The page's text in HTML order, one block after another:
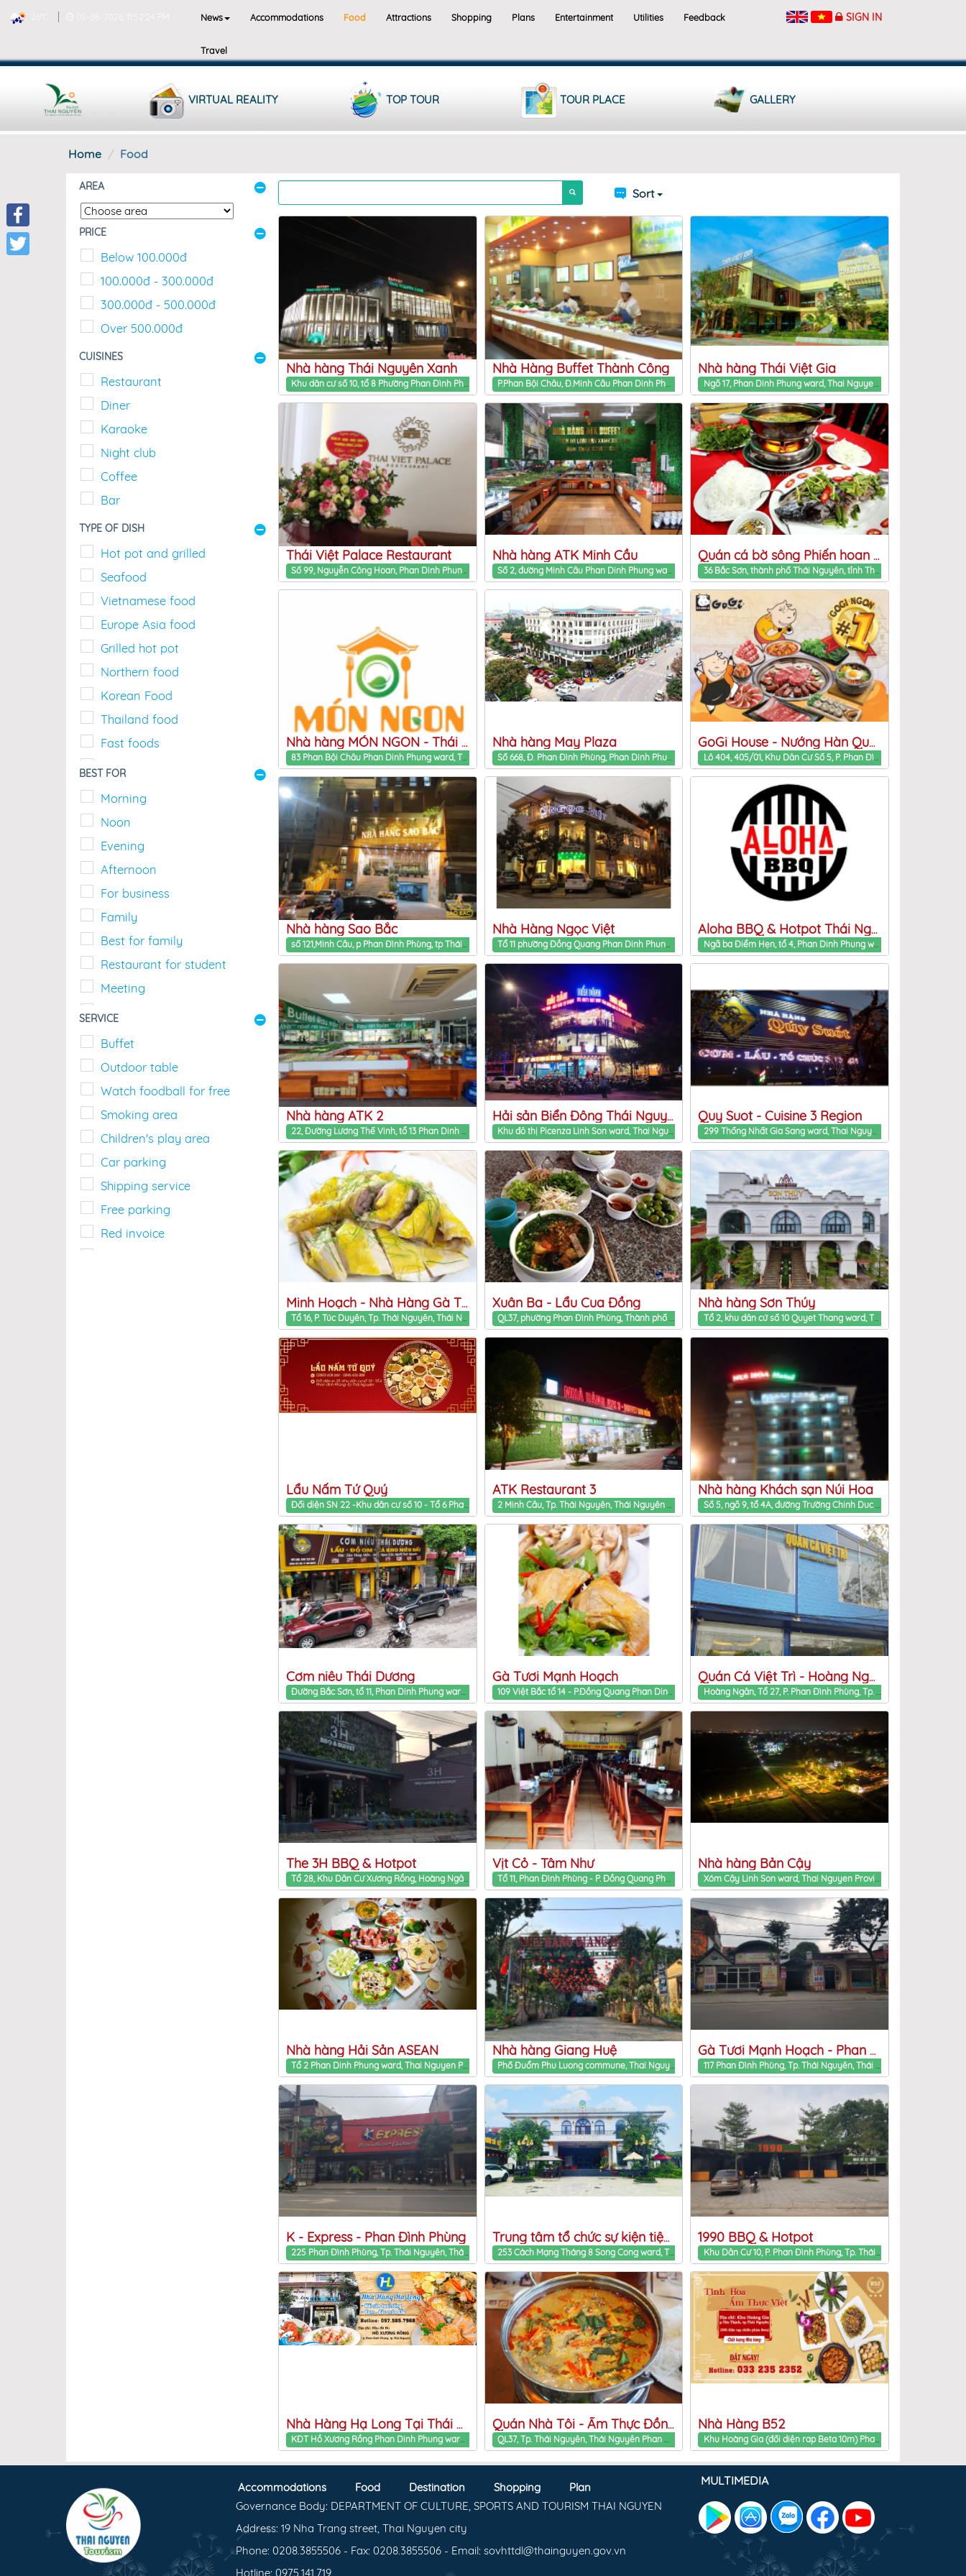
News Accommodations Food Attractions Shopping Plans Entertainment Utilities Feedback
Travel
SIGN IN
VIRTUAL REALITY TOP TOUR TOUR PLACE GALLERY
Facebook
Home Food
AREA
PRICE
Below 100.000đ
100.000đ - 300.000đ
300.000đ - 500.000đ
Over 500.000đ
CUISINES
Restaurant
Diner
Karaoke
Night club
Coffee
Bar
TYPE OF DISH
Hot pot and grilled
Seafood
Vietnamese food
Europe Asia food
Grilled hot pot
Northern food
Korean Food
Thailand food
Fast foods
Special location
BEST FOR
Morning
Noon
Evening
Afternoon
For business
Family
Best for family
Restaurant for student
Meeting
Romantic, date
Drinking beer
Eating late at night
Lunch
Dinner
Breakfast
SERVICE
Buffet
Outdoor table
Watch foodball for free
Smoking area
Children's play area
Car parking
Shipping service
Free parking
Red invoice
Sort
Nhà hàng Thái Nguyên Xanh
Khu dân cư số 10, tổ 8 Phường Phan Đình Phùng – TP.Thái Nguyên Phan Dinh Phung ward, Thai Nguyen Province
Nhà Hàng Buffet Thành Công
P.Phan Bội Châu, Đ.Minh Cầu Phan Dinh Phung ward, Thai Nguyen Province
Nhà hàng Thái Việt Gia
Ngõ 17, Phan Dinh Phung ward, Thai Nguyen Province
Thái Việt Palace Restaurant
Số 99, Nguyễn Công Hoan, Phan Dinh Phung ward, Thai Nguyen Province
Nhà hàng ATK Minh Cầu
Số 2, đường Minh Cầu Phan Dinh Phung ward, Thai Nguyen Province
Quán cá bờ sông Phiến hoan Việt trì - Thái Nguyên
36 Bắc Sơn, thành phố Thái Nguyên, tỉnh Thái Nguyên Phan Dinh Phung ward, Thai Nguyen Province
Nhà hàng MÓN NGON - Thái Nguyên
83 Phan Bội Châu Phan Dinh Phung ward, Thai Nguyen Province
Nhà hàng May Plaza
Số 668, Đ. Phan Đình Phùng, Phan Dinh Phung ward, Thai Nguyen Province
GoGi House - Nướng Hàn Quốc
Lô 404, 405/01, Khu Dân Cư Số 5, P. Phan Đình Phùng, Tp. Thái Nguyên, Thái Nguyên Phan Dinh Phung ward, Thai Nguyen Province
Nhà hàng Sao Bắc
số 121,Minh Cầu, p Phan Đình Phùng, tp Thái Nguyên Phan Dinh Phung ward, Thai Nguyen Province
Nhà Hàng Ngọc Việt
Tổ 11 phường Đồng Quang Phan Dinh Phung ward, Thai Nguyen Province
Aloha BBQ & Hotpot Thái Nguyên
Ngã ba Điểm Hẹn, tổ 4, Phan Dinh Phung ward, Thai Nguyen Province
Nhà hàng ATK 2
22, Đường Lương Thế Vinh, tổ 13 Phan Dinh Phung ward, Thai Nguyen Province
Hải sản Biển Đông Thái Nguyên
Khu đô thị Picenza Linh Son ward, Thai Nguyen Province
Quy Suot - Cuisine 3 Region
299 Thống Nhất Gia Sang ward, Thai Nguyen Province
Minh Hoạch - Nhà Hàng Gà Tươi
Tổ 16, P. Túc Duyên, Tp. Thái Nguyên, Thái Nguyên Phan Dinh Phung ward, Thai Nguyen Province
Xuân Ba - Lẩu Cua Đồng
QL37, phường Phan Đình Phùng, Thành phố Thái Nguyên, tỉnh Thái Nguyên Phan Dinh Phung ward, Thai Nguyen Province
Nhà hàng Sơn Thúy
Tổ 2, khu dân cứ số 10 Quyet Thang ward, Thai Nguyen Province
Lẩu Nấm Tứ Quý
Đối diện SN 22 -Khu dân cư số 10 - Tổ 6 Phan Dinh Phung ward, Thai Nguyen Province
ATK Restaurant 3
2 Minh Cầu, Tp. Thái Nguyên, Thái Nguyên Phan Dinh Phung ward, Thai Nguyen Province
Nhà hàng Khách sạn Núi Hoa
Số 5, ngõ 9, tổ 4A, đường Trường Chinh Duc Xuan ward, Thai Nguyen Province
Cơm niêu Thái Dương
Đường Bắc Sơn, tổ 11, Phan Dinh Phung ward, Thai Nguyen Province
Gà Tươi Mạnh Hoạch
109 Việt Bắc tổ 14 - P.Đồng Quang Phan Dinh Phung ward, Thai Nguyen Province
Quán Cá Việt Trì - Hoàng Ngân
Hoàng Ngân, Tổ 27, P. Phan Đình Phùng, Tp. Thái Nguyên, Thái Nguyên Phan Dinh Phung ward, Thai Nguyen Province
The 3H BBQ & Hotpot
Tổ 28, Khu Dân Cư Xương Rồng, Hoàng Ngân, Tp. Thái Nguyên, Thái Nguyên Phan Dinh Phung ward, Thai Nguyen Province
Vịt Cỏ - Tâm Như
Tổ 11, Phan Đình Phùng - P. Đồng Quang Phan Dinh Phung ward, Thai Nguyen Province
Nhà hàng Bản Cậy
Xóm Cậy Linh Son ward, Thai Nguyen Province
Nhà hàng Hải Sản ASEAN
Tổ 2 Phan Dinh Phung ward, Thai Nguyen Province
Nhà hàng Giang Huệ
Phố Đuổm Phu Luong commune, Thai Nguyen Province
Gà Tươi Mạnh Hoạch - Phan Đình Phùng
117 Phan Đình Phùng, Tp. Thái Nguyên, Thái Nguyên Phan Dinh Phung ward, Thai Nguyen Province
K - Express - Phan Đình Phùng
225 Phan Đình Phùng, Tp. Thái Nguyên, Thái Nguyên Phan Dinh Phung ward, Thai Nguyen Province
Trung tâm tổ chức sự kiện tiệc cưới Garlic
253 Cách Mạng Tháng 8 Song Cong ward, Thai Nguyen Province
1990 BBQ & Hotpot
Khu Dân Cư 10, P. Phan Đình Phùng, Tp. Thái Nguyên, Thái Nguyên Phan Dinh Phung ward, Thai Nguyen Province
Nhà Hàng Hạ Long Tại Thái Nguyên
KĐT Hồ Xương Rồng Phan Dinh Phung ward, Thai Nguyen Province
Quán Nhà Tôi - Ẩm Thực Đồng Quê
QL37, Tp. Thái Nguyên, Thái Nguyên Phan Dinh Phung ward, Thai Nguyen Province
Nhà Hàng B52
Khu Hoàng Gia (đối diện rap Beta 10m) Phan Dinh Phung ward, Thai Nguyen Province
Accommodations Food Destination Shopping
Plan
Governance Body: DEPARTMENT OF CULTURE, SPORTS AND TOURISM THAI NGUYEN
Address: 19 Nha Trang street, Thai Nguyen city
Phone: 0208.3855506 - Fax: 0208.3855506 - Email: sovhttdl@thainguyen.gov.vn
Hotline: 0975.141.719
MULTIMEDIA